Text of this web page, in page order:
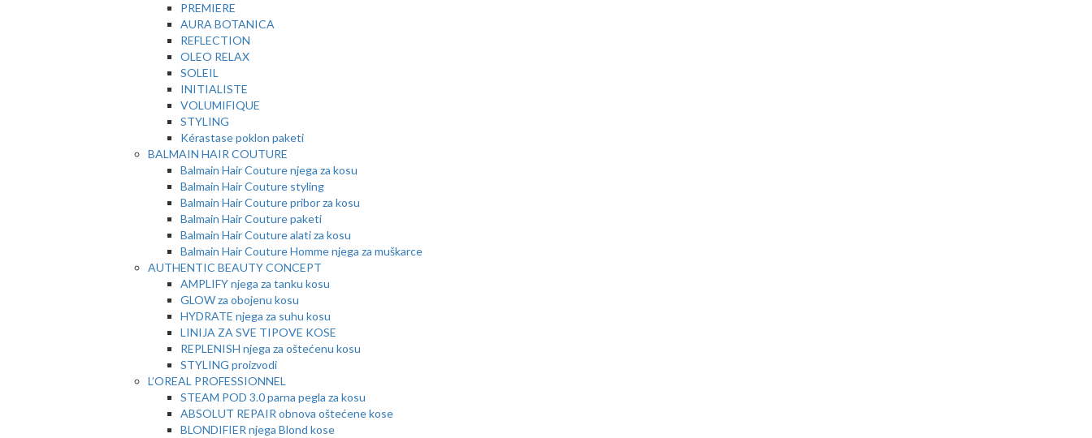
PREMIERE
AURA BOTANICA
REFLECTION
OLEO RELAX
SOLEIL
INITIALISTE
VOLUMIFIQUE
STYLING
Kérastase poklon paketi
BALMAIN HAIR COUTURE
Balmain Hair Couture njega za kosu
Balmain Hair Couture styling
Balmain Hair Couture pribor za kosu
Balmain Hair Couture paketi
Balmain Hair Couture alati za kosu
Balmain Hair Couture Homme njega za muškarce
AUTHENTIC BEAUTY CONCEPT
AMPLIFY njega za tanku kosu
GLOW za obojenu kosu
HYDRATE njega za suhu kosu
LINIJA ZA SVE TIPOVE KOSE
REPLENISH njega za oštećenu kosu
STYLING proizvodi
L’OREAL PROFESSIONNEL
STEAM POD 3.0 parna pegla za kosu
ABSOLUT REPAIR obnova oštećene kose
BLONDIFIER njega Blond kose